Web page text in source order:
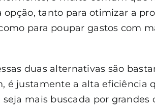
tanto para otimizar a
para poupar gastos com
duas alternativas são
é justamente a alta eficiência
mais buscada por grandes